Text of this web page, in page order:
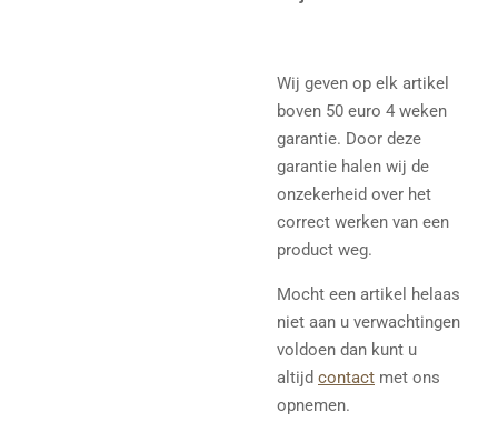
Wij geven op elk artikel
boven 50 euro 4 weken
garantie. Door deze
garantie halen wij de
onzekerheid over het
correct werken van een
product weg.
Mocht een artikel helaas
niet aan u verwachtingen
voldoen dan kunt u
altijd contact met ons
opnemen.